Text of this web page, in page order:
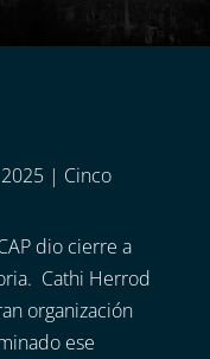
| Cinco
dio cierre a
Cathi Herrod
organización
ese